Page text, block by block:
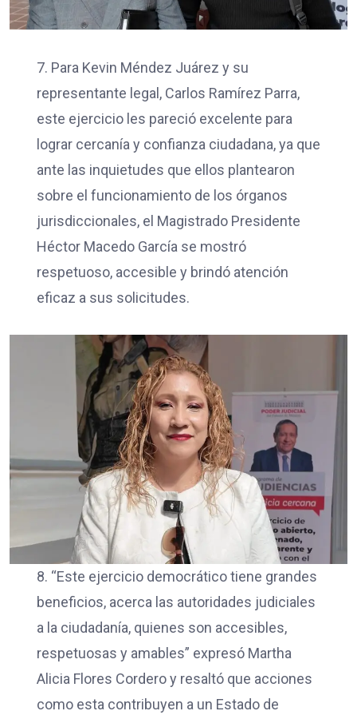
7. Para Kevin Méndez Juárez y su
representante legal, Carlos Ramírez Parra,
este ejercicio les pareció excelente para
lograr cercanía y confianza ciudadana, ya que
ante las inquietudes que ellos plantearon
sobre el funcionamiento de los órganos
jurisdiccionales, el Magistrado Presidente
Héctor Macedo García se mostró
respetuoso, accesible y brindó atención
eficaz a sus solicitudes.
8. “Este ejercicio democrático tiene grandes
beneficios, acerca las autoridades judiciales
a la ciudadanía, quienes son accesibles,
respetuosas y amables” expresó Martha
Alicia Flores Cordero y resaltó que acciones
como esta contribuyen a un Estado de